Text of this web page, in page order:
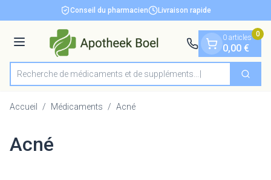
Aller au contenu
1 de 1Conseil du pharmacien Livraison rapide
Menu
Rechercher
Recherche de médicaments et de suppléments...
0 articles
0,00 €
0
Accueil / Médicaments / Acné
Acné